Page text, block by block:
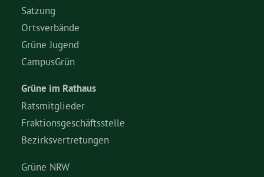
Satzung
Ortsverbände
Grüne Jugend
CampusGrün
Grüne im Rathaus
Ratsmitglieder
Fraktionsgeschäftsstelle
Bezirksvertretungen
Grüne NRW